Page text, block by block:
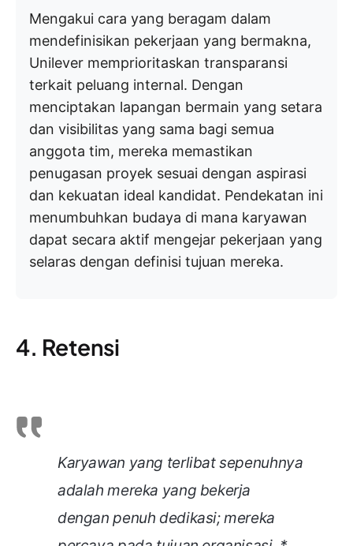
Mengakui cara yang beragam dalam
mendefinisikan pekerjaan yang bermakna,
Unilever memprioritaskan transparansi
terkait peluang internal. Dengan
menciptakan lapangan bermain yang setara
dan visibilitas yang sama bagi semua
anggota tim, mereka memastikan
penugasan proyek sesuai dengan aspirasi
dan kekuatan ideal kandidat. Pendekatan ini
menumbuhkan budaya di mana karyawan
dapat secara aktif mengejar pekerjaan yang
selaras dengan definisi tujuan mereka.
4. Retensi
Karyawan yang terlibat sepenuhnya
adalah mereka yang bekerja
dengan penuh dedikasi; mereka